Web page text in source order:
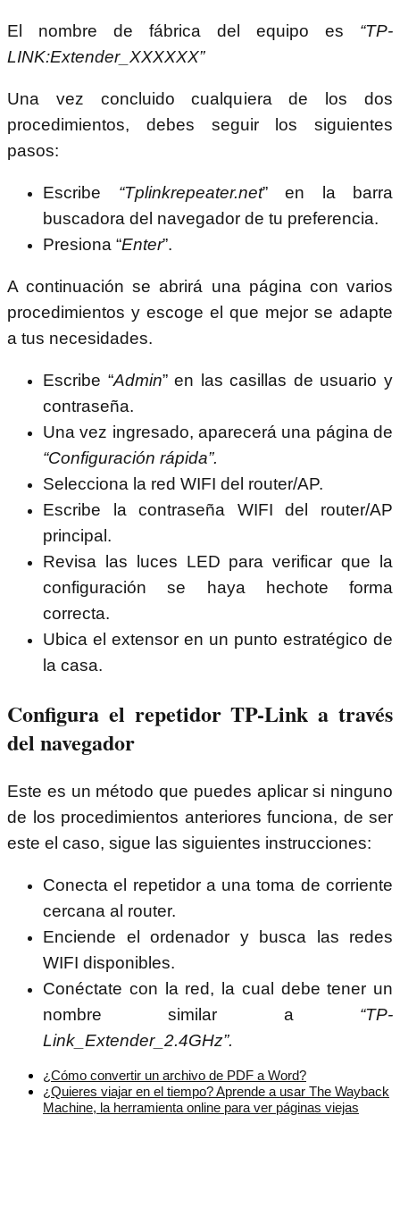
El nombre de fábrica del equipo es “TP-
LINK:Extender_XXXXXX”
Una vez concluido cualquiera de los dos
procedimientos, debes seguir los siguientes
pasos:
Escribe “Tplinkrepeater.net” en la barra
buscadora del navegador de tu preferencia.
Presiona “Enter”.
A continuación se abrirá una página con varios
procedimientos y escoge el que mejor se adapte
a tus necesidades.
Escribe “Admin” en las casillas de usuario y
contraseña.
Una vez ingresado, aparecerá una página de
“Configuración rápida”.
Selecciona la red WIFI del router/AP.
Escribe la contraseña WIFI del router/AP
principal.
Revisa las luces LED para verificar que la
configuración se haya hechote forma
correcta.
Ubica el extensor en un punto estratégico de
la casa.
Configura el repetidor TP-Link a través
del navegador
Este es un método que puedes aplicar si ninguno
de los procedimientos anteriores funciona, de ser
este el caso, sigue las siguientes instrucciones:
Conecta el repetidor a una toma de corriente
cercana al router.
Enciende el ordenador y busca las redes
WIFI disponibles.
Conéctate con la red, la cual debe tener un
nombre similar a “TP-
Link_Extender_2.4GHz”.
¿Cómo convertir un archivo de PDF a Word?
¿Quieres viajar en el tiempo? Aprende a usar The Wayback
Machine, la herramienta online para ver páginas viejas